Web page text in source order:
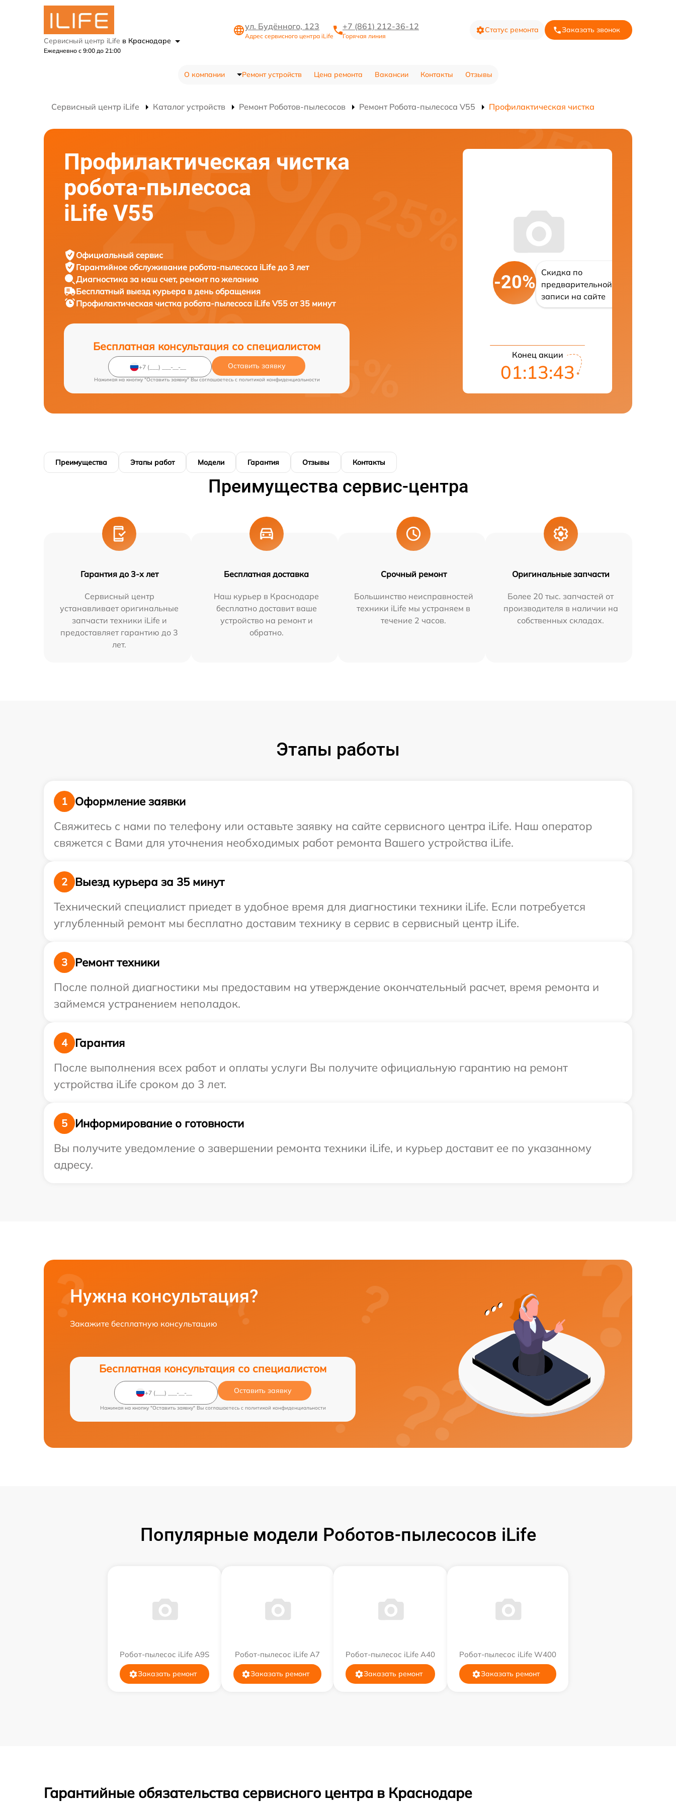
Сервисный центр iLife в Краснодаре
Ежедневно с 9:00 до 21:00
ул. Будённого, 123
Адрес сервисного центра iLife
+7 (861) 212-36-12
Горячая линия
Статус ремонта Заказать звонок
О компании Ремонт устройств Цена ремонта Вакансии Контакты Отзывы
Сервисный центр iLife Каталог устройств Ремонт Роботов-пылесосов Ремонт Робота-пылесоса V55 Профилактическая чистка
Профилактическая чистка
робота-пылесоса
iLife V55
Официальный сервис
Гарантийное обслуживание робота-пылесоса iLife до 3 лет
Диагностика за наш счет, ремонт по желанию
Бесплатный выезд курьера в день обращения
Профилактическая чистка робота-пылесоса iLife V55 от 35 минут
Бесплатная консультация со специалистом
Оставить заявку
Нажимая на кнопку "Оставить заявку" Вы соглашаетесь c политикой конфиденциальности
-20%
Скидка по
предварительной
записи на сайте
Конец акции
01:13:42
Преимущества Этапы работ Модели Гарантия Отзывы Контакты
Преимущества сервис-центра
Гарантия до 3-х лет
Сервисный центр
устанавливает оригинальные
запчасти техники iLife и
предоставляет гарантию до 3
лет.
Бесплатная доставка
Наш курьер в Краснодаре
бесплатно доставит ваше
устройство на ремонт и
обратно.
Срочный ремонт
Большинство неисправностей
техники iLife мы устраняем в
течение 2 часов.
Оригинальные запчасти
Более 20 тыс. запчастей от
производителя в наличии на
собственных складах.
Этапы работы
1
Оформление заявки
Свяжитесь с нами по телефону или оставьте заявку на сайте сервисного центра iLife. Наш оператор
свяжется с Вами для уточнения необходимых работ ремонта Вашего устройства iLife.
2
Выезд курьера за 35 минут
Технический специалист приедет в удобное время для диагностики техники iLife. Если потребуется
углубленный ремонт мы бесплатно доставим технику в сервис в сервисный центр iLife.
3
Ремонт техники
После полной диагностики мы предоставим на утверждение окончательный расчет, время ремонта и
займемся устранением неполадок.
4
Гарантия
После выполнения всех работ и оплаты услуги Вы получите официальную гарантию на ремонт
устройства iLife сроком до 3 лет.
5
Информирование о готовности
Вы получите уведомление о завершении ремонта техники iLife, и курьер доставит ее по указанному
адресу.
Нужна консультация?
Закажите бесплатную консультацию
Бесплатная консультация со специалистом
Оставить заявку
Нажимая на кнопку "Оставить заявку" Вы соглашаетесь c политикой конфиденциальности
Популярные модели Роботов-пылесосов iLife
Робот-пылесос iLife A9S
Заказать ремонт
Робот-пылесос iLife A7
Заказать ремонт
Робот-пылесос iLife A40
Заказать ремонт
Робот-пылесос iLife W400
Заказать ремонт
Гарантийные обязательства сервисного центра в Краснодаре